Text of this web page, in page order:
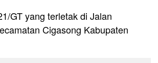
GT yang terletak di Jalan
Cigasong Kabupaten